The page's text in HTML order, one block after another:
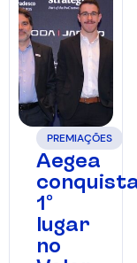
PREMIAÇÕES
Aegea
1º
lugar
no